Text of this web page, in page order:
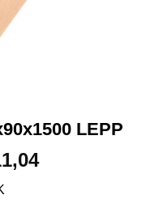
LEPP
Praegune